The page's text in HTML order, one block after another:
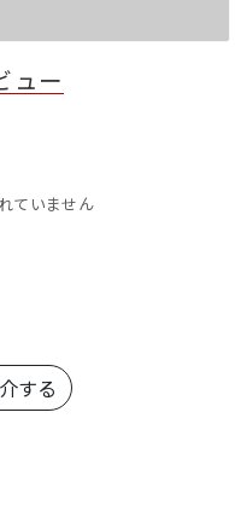
ュー
ていません
する